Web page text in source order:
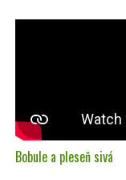
Bobule a pleseň sivá